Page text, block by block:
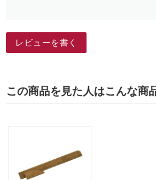
レビューを書く
この商品を見た人はこんな商